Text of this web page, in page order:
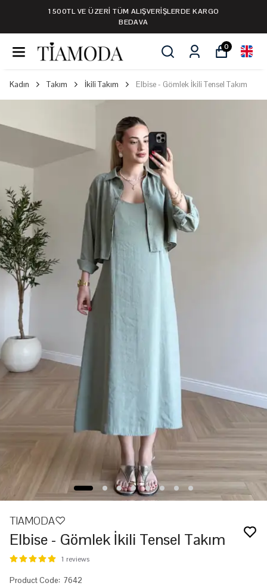
1500TL VE ÜZERİ TÜM ALIŞVERİŞLERDE KARGO
BEDAVA
0
Kadın Takım İkili Takım Elbise - Gömlek İkili Tensel Takım
TIAMODA♡
Elbise - Gömlek İkili Tensel Takım
1 reviews
Product Code: 7642